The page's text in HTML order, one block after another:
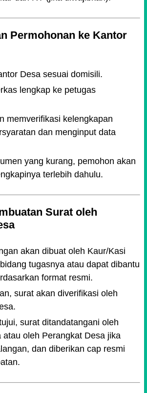
Permohonan ke Kantor
Desa sesuai domisili.
lengkap ke petugas
memverifikasi kelengkapan
dan menginput data
yang kurang, pemohon akan
terlebih dahulu.
Surat oleh
akan dibuat oleh Kaur/Kasi
tugasnya atau dapat dibantu
format resmi.
surat akan diverifikasi oleh
surat ditandatangani oleh
atau oleh Perangkat Desa jika
dan diberikan cap resmi